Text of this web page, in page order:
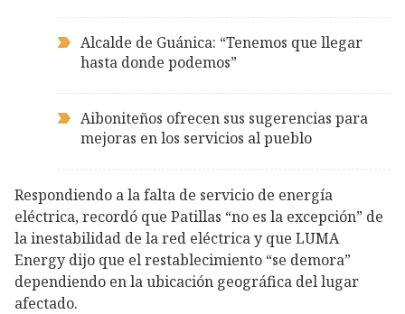
Alcalde de Guánica: “Tenemos que llegar
hasta donde podemos”
Aiboniteños ofrecen sus sugerencias para
mejoras en los servicios al pueblo
Respondiendo a la falta de servicio de energía
eléctrica, recordó que Patillas “no es la excepción” de
la inestabilidad de la red eléctrica y que LUMA
Energy dijo que el restablecimiento “se demora”
dependiendo en la ubicación geográfica del lugar
afectado.